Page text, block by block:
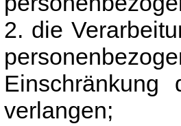
2. die
Einschränkung
verlangen;